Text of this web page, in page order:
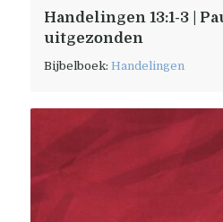
Handelingen 13:1-3 |
uitgezonden
Bijbelboek:Handelingen